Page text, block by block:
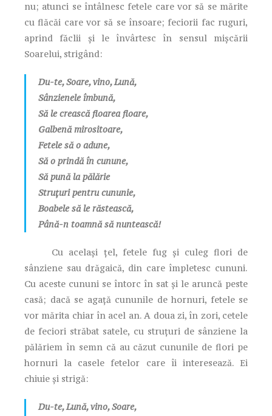
nu; atunci se întâlnesc fetele care vor să se mărite
cu flăcăi care vor să se însoare; feciorii fac ruguri,
aprind făclii și le învârtesc în sensul mișcării
Soarelui, strigând:
Du-te, Soare, vino, Lună,
Sânzienele îmbună,
Să le crească floarea floare,
Galbenă mirositoare,
Fetele să o adune,
Să o prindă în cunune,
Să pună la pălărie
Struțuri pentru cununie,
Boabele să le răstească,
Până-n toamnă să nuntească!
Cu același țel, fetele fug și culeg flori de
sânziene sau drăgaică, din care împletesc cununi.
Cu aceste cununi se întorc în sat și le aruncă peste
casă; dacă se agață cununile de hornuri, fetele se
vor mărita chiar în acel an. A doua zi, în zori, cetele
de feciori străbat satele, cu struțuri de sânziene la
pălăriem în semn că au căzut cununile de flori pe
hornuri la casele fetelor care îi interesează. Ei
chiuie și strigă:
Du-te, Lună, vino, Soare,